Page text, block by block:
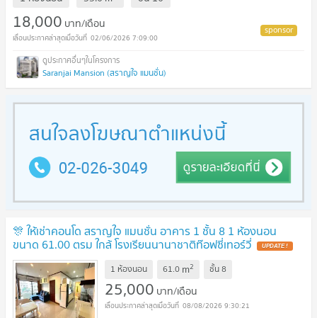
18,000 บาท/เดือน
02/06/2026 7:09:00
Saranjai Mansion (สราญใจ แมนชั่น)
🎊 ให้เช่าคอนโด สราญใจ แมนชั่น อาคาร 1 ชั้น 8 1 ห้องนอน
ขนาด 61.00 ตรม ใกล้ โรงเรียนนานาชาติท๊อฟซี่เทอร์วี่
1 ห้องนอน 61.0 m2 ชั้น8
25,000 บาท/เดือน
08/08/2026 9:30:21